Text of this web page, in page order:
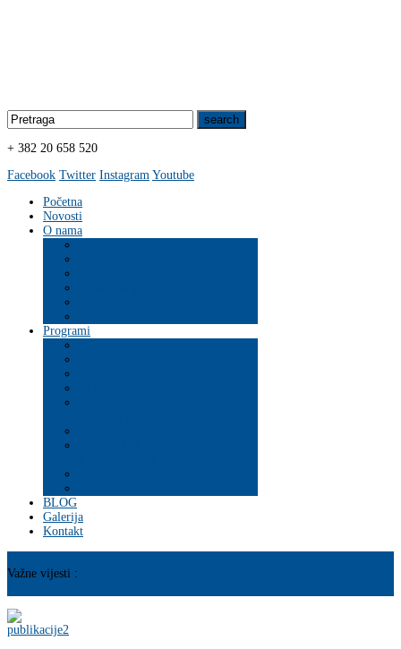
+ 382 20 658 520
Facebook Twitter Instagram Youtube
Početna
Novosti
O nama
Programi
BLOG
Galerija
Kontakt
Važne vijesti :